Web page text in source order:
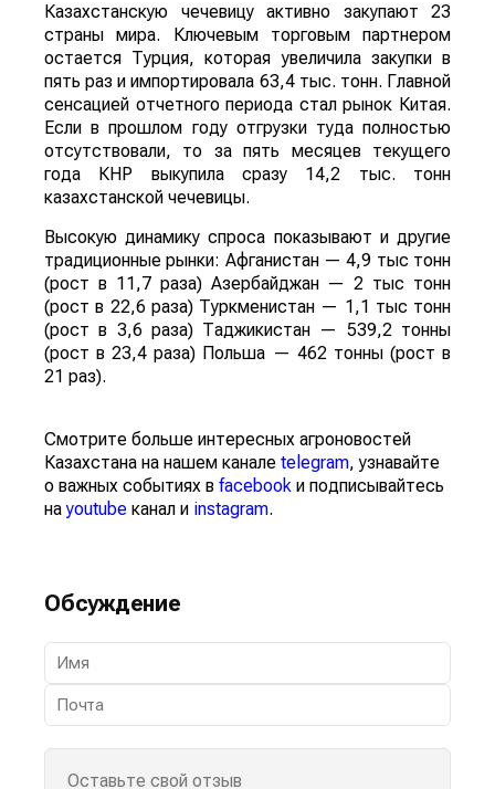
Казахстанскую чечевицу активно закупают 23
страны мира. Ключевым торговым партнером
остается Турция, которая увеличила закупки в
пять раз и импортировала 63,4 тыс. тонн. Главной
сенсацией отчетного периода стал рынок Китая.
Если в прошлом году отгрузки туда полностью
отсутствовали, то за пять месяцев текущего
года КНР выкупила сразу 14,2 тыс. тонн
казахстанской чечевицы.
Высокую динамику спроса показывают и другие
традиционные рынки: Афганистан — 4,9 тыс тонн
(рост в 11,7 раза) Азербайджан — 2 тыс тонн
(рост в 22,6 раза) Туркменистан — 1,1 тыс тонн
(рост в 3,6 раза) Таджикистан — 539,2 тонны
(рост в 23,4 раза) Польша — 462 тонны (рост в
21 раз).
Смотрите больше интересных агроновостей
Казахстана на нашем канале telegram, узнавайте
о важных событиях в facebook и подписывайтесь
наyoutube канал и instagram.
Обсуждение